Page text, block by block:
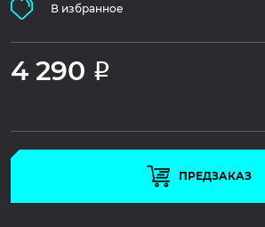
В избранное
4 290 Р
ПРЕДЗАКАЗ